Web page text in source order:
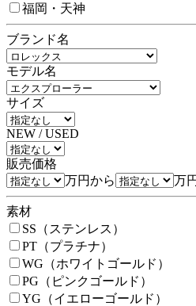
福岡・天神
ブランド名
モデル名
サイズ
NEW / USED
販売価格
万円から
万
素材
SS（ステンレス）
PT（プラチナ）
WG（ホワイトゴールド）
PG（ピンクゴールド）
YG（イエローゴールド）